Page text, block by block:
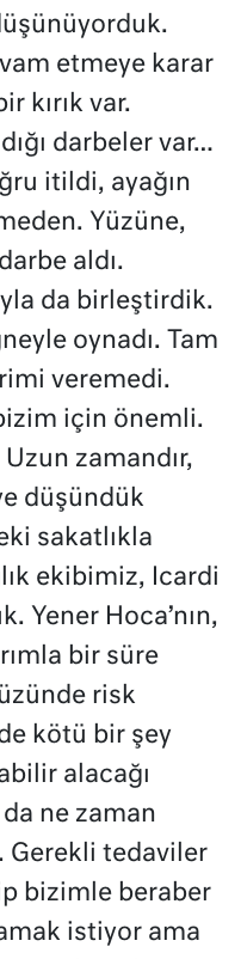
etmeye karar
kırık var.
darbeler var…
itildi, ayağın
Yüzüne,
aldı.
da birleştirdik.
oynadı. Tam
veremedi.
için önemli.
zamandır,
düşündük
sakatlıkla
ekibimiz, Icardi
Yener Hoca’nın,
bir süre
risk
kötü bir şey
alacağı
da ne zaman
Gerekli tedaviler
bizimle beraber
istiyor ama